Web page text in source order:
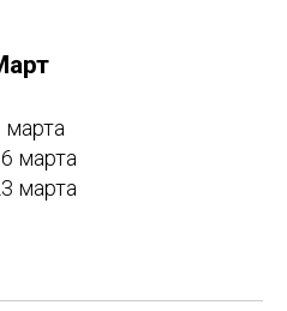
марта
марта
марта